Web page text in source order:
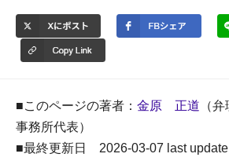
■このページの著者： 金原 正道 （
事務所代表）
■最終更新日 2026-03-07 last